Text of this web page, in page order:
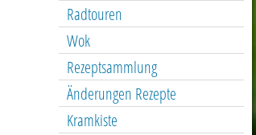
Radtouren
Wok
Rezeptsammlung
Änderungen Rezepte
Kramkiste